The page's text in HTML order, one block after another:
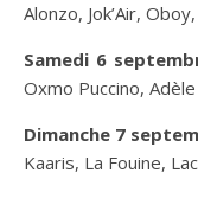
Alonzo, Jok’Air,
Samedi 6
Oxmo Puccino,
Dimanche 7
Kaaris, La Fouine,